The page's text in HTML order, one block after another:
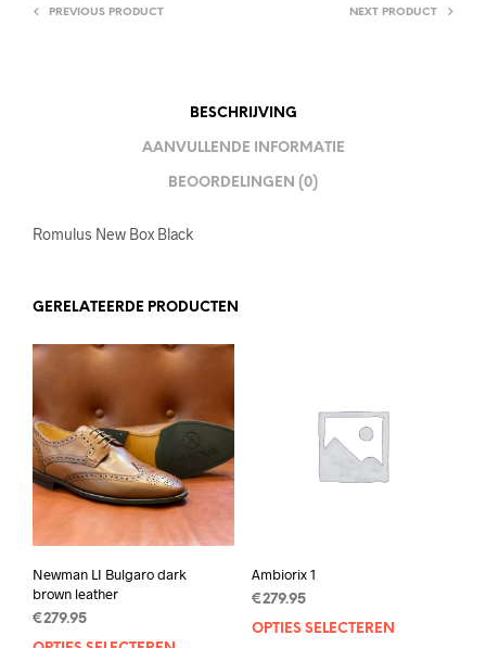
PREVIOUS PRODUCT NEXT PRODUCT
BESCHRIJVING
AANVULLENDE INFORMATIE
BEOORDELINGEN (0)
Romulus New Box Black
GERELATEERDE PRODUCTEN
Newman LI Bulgaro dark
brown leather
€279.95
Ambiorix 1
€279.95
OPTIES SELECTEREN